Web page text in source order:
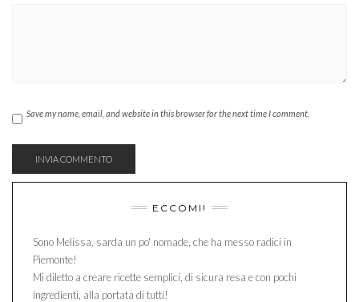
Save my name, email, and website in this browser for the next time I comment.
ECCOMI!
Sono Melissa, sarda un po' nomade, che ha messo radici in
Piemonte!
Mi diletto a creare ricette semplici, di sicura resa e con pochi
ingredienti, alla portata di tutti!